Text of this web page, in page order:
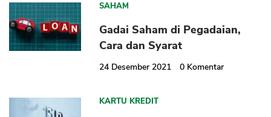
SAHAM
Gadai Saham di Pegadaian,
Cara dan Syarat
24 Desember 2021 0 Komentar
KARTU KREDIT